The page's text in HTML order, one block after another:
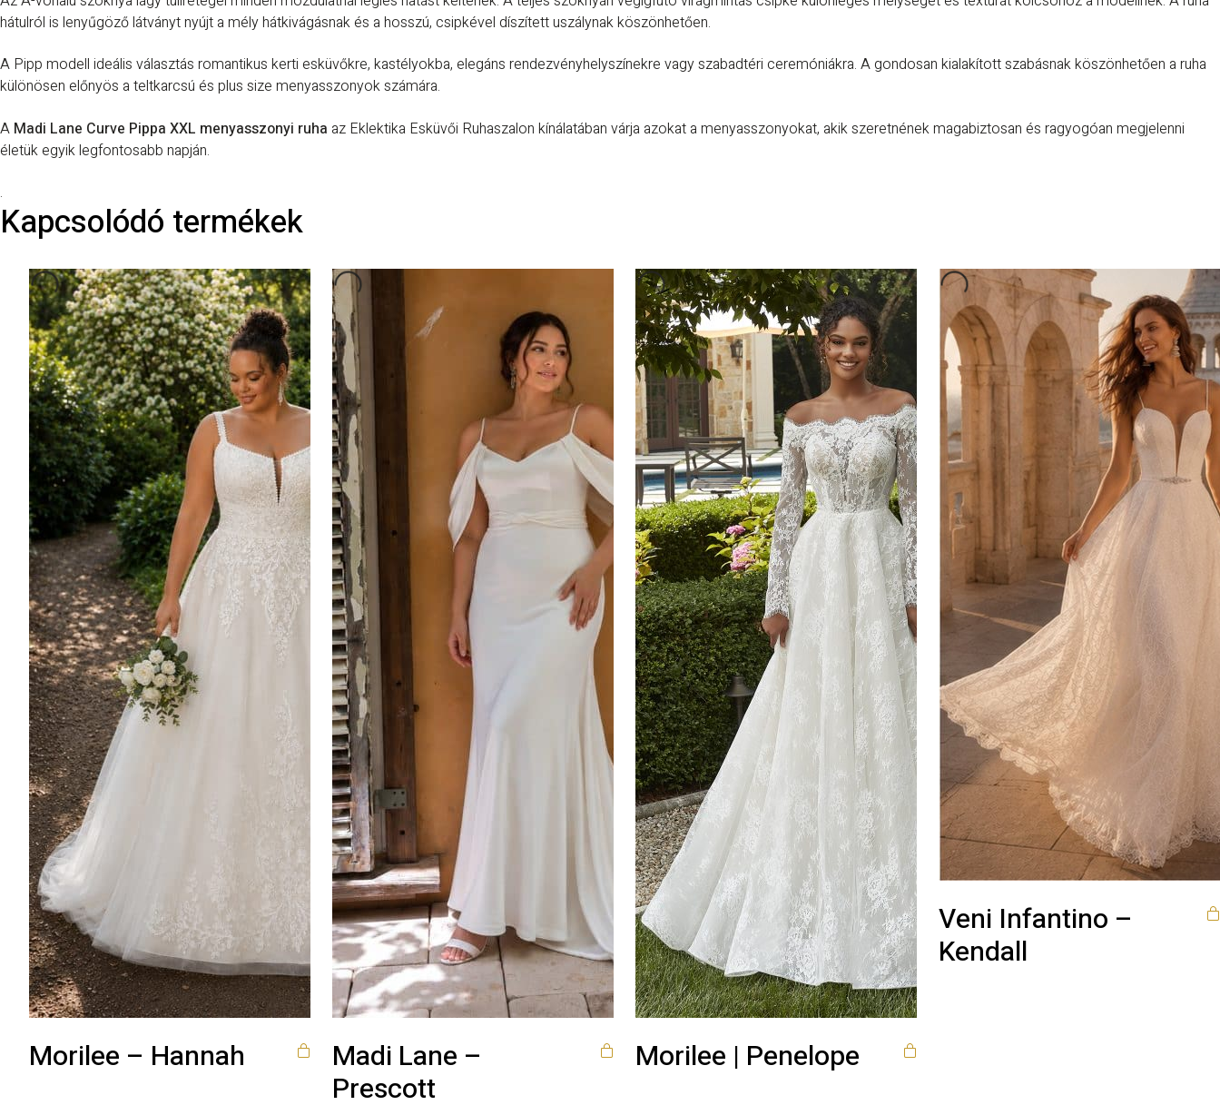
hátulról is lenyűgöző látványt nyújt a mély hátkivágásnak és a hosszú, csipkével díszített uszálynak köszönhetően.
A Pipp modell ideális választás romantikus kerti esküvőkre, kastélyokba, elegáns rendezvényhelyszínekre vagy szabadtéri ceremóniákra. A gondosan kialakított szabásnak köszönhetően a ruha
különösen előnyös a teltkarcsú és plus size menyasszonyok számára.
A Madi Lane Curve Pippa XXL menyasszonyi ruha az Eklektika Esküvői Ruhaszalon kínálatában várja azokat a menyasszonyokat, akik szeretnének magabiztosan és ragyogóan megjelenni
életük egyik legfontosabb napján.
.
Kapcsolódó termékek
Morilee – Hannah
Madi Lane –
Prescott
Morilee | Penelope
Veni Infantino –
Kendall